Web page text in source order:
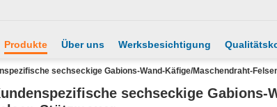
Produkte Über uns Werksbesichtigung
sechseckige Gabions-Wand-Käfige/Maschendraht-
sechseckige Gabions-